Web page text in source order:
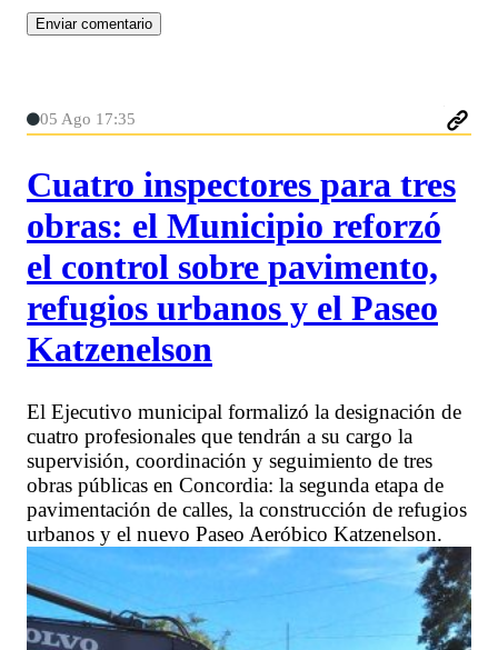
05 Ago 17:35
Cuatro inspectores para tres
obras: el Municipio reforzó
el control sobre pavimento,
refugios urbanos y el Paseo
Katzenelson
El Ejecutivo municipal formalizó la designación de
cuatro profesionales que tendrán a su cargo la
supervisión, coordinación y seguimiento de tres
obras públicas en Concordia: la segunda etapa de
pavimentación de calles, la construcción de refugios
urbanos y el nuevo Paseo Aeróbico Katzenelson.